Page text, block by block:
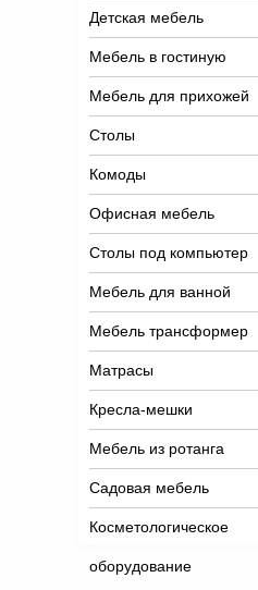
Детская мебель
Мебель в гостиную
Мебель для прихожей
Столы
Комоды
Офисная мебель
Столы под компьютер
Мебель для ванной
Мебель трансформер
Матрасы
Кресла-мешки
Мебель из ротанга
Садовая мебель
Косметологическое
оборудование